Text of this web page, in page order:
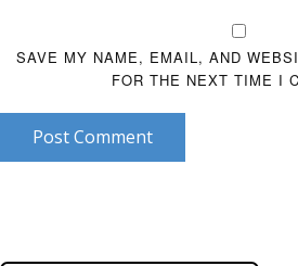
SAVE MY NAME, EMAIL, AND
FOR THE NEXT TIME I
Post Comment